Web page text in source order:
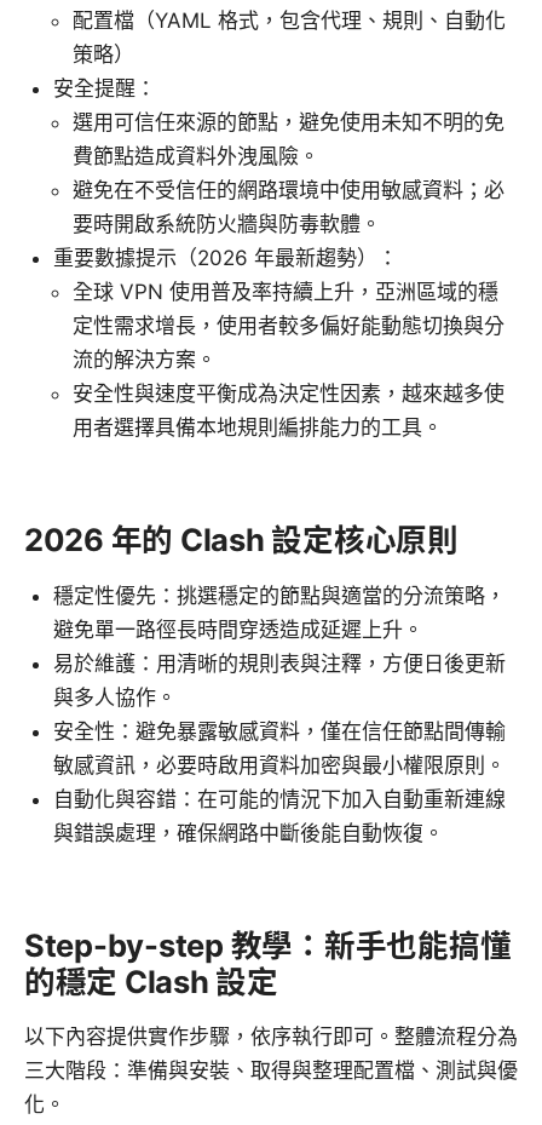
配置檔（YAML 格式，包含代理、規則、自動化
策略）
安全提醒：
選用可信任來源的節點，避免使用未知不明的免
費節點造成資料外洩風險。
避免在不受信任的網路環境中使用敏感資料；必
要時開啟系統防火牆與防毒軟體。
重要數據提示（2026 年最新趨勢）：
全球 VPN 使用普及率持續上升，亞洲區域的穩
定性需求增長，使用者較多偏好能動態切換與分
流的解決方案。
安全性與速度平衡成為決定性因素，越來越多使
用者選擇具備本地規則編排能力的工具。
2026 年的 Clash 設定核心原則
穩定性優先：挑選穩定的節點與適當的分流策略，
避免單一路徑長時間穿透造成延遲上升。
易於維護：用清晰的規則表與注釋，方便日後更新
與多人協作。
安全性：避免暴露敏感資料，僅在信任節點間傳輸
敏感資訊，必要時啟用資料加密與最小權限原則。
自動化與容錯：在可能的情況下加入自動重新連線
與錯誤處理，確保網路中斷後能自動恢復。
Step-by-step 教學：新手也能搞懂
的穩定 Clash 設定
以下內容提供實作步驟，依序執行即可。整體流程分為
三大階段：準備與安裝、取得與整理配置檔、測試與優
化。